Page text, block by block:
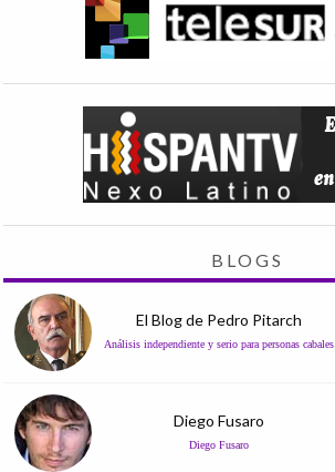
BLOGS
El Blog de Pedro Pitarch
Análisis independiente y serio para personas cabales
Diego Fusaro
Diego Fusaro